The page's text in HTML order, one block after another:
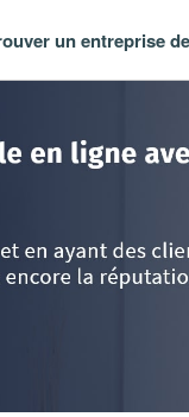
un entreprise